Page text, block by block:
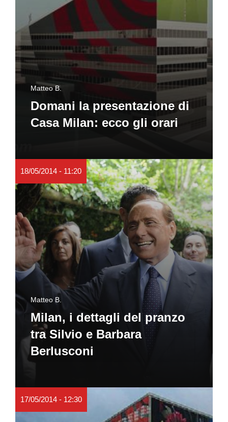
Matteo B.
Domani la presentazione di
Casa Milan: ecco gli orari
18/05/2014 - 11:20
Matteo B.
Milan, i dettagli del pranzo
tra Silvio e Barbara
Berlusconi
17/05/2014 - 12:30